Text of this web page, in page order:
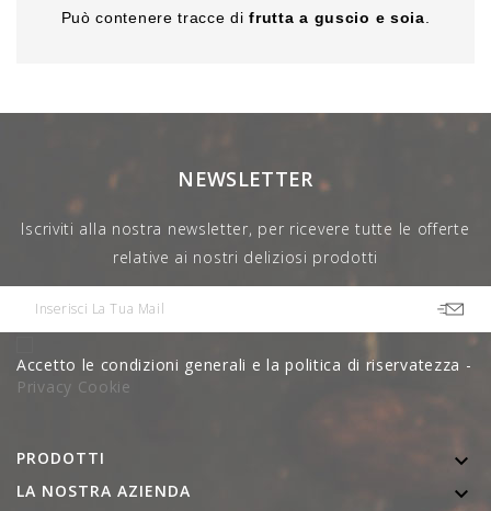
Può contenere tracce difrutta a guscio e soia
NEWSLETTER
Iscriviti alla nostra newsletter, per ricevere tutte le offerte
relative ai nostri deliziosi prodotti
Accetto le condizioni generali e la politica di riservatezza -
Privacy Cookie
PRODOTTI 
LA NOSTRA AZIENDA 